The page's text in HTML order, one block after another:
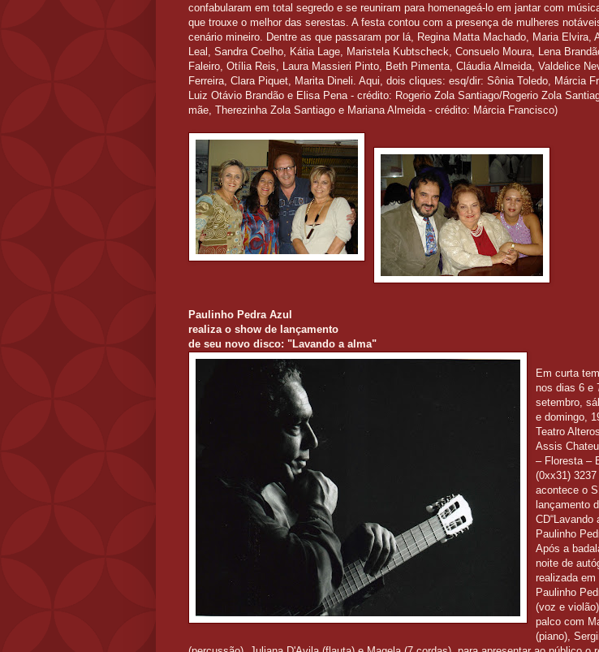
confabularam em total segredo e se reuniram para homenageá-lo em jantar com
que trouxe o melhor das serestas. A festa contou com a presença de mulheres
cenário mineiro. Dentre as que passaram por lá, Regina Matta Machado, Maria Elvira,
Leal, Sandra Coelho, Kátia Lage, Maristela Kubtscheck, Consuelo Moura, Lena
Faleiro, Otília Reis, Laura Massieri Pinto, Beth Pimenta, Cláudia Almeida, Valdelice
Ferreira, Clara Piquet, Marita Dineli. Aqui, dois cliques: esq/dir: Sônia Toledo, Márcia
Luiz Otávio Brandão e Elisa Pena - crédito: Rogerio Zola Santiago/Rogerio Zola
mãe, Therezinha Zola Santiago e Mariana Almeida - crédito: Márcia Francisco)
Paulinho Pedra Azul
realiza o show de lançamento
de seu novo disco: "Lavando a alma"
Em curta
nos dias 6 e
setembro,
e domingo,
Teatro
Assis
– Floresta –
(0xx31) 3237
acontece o
lançamento
CD“Lavando
Paulinho
Após a
noite de
realizada em
Paulinho
(voz e
palco com
(piano),